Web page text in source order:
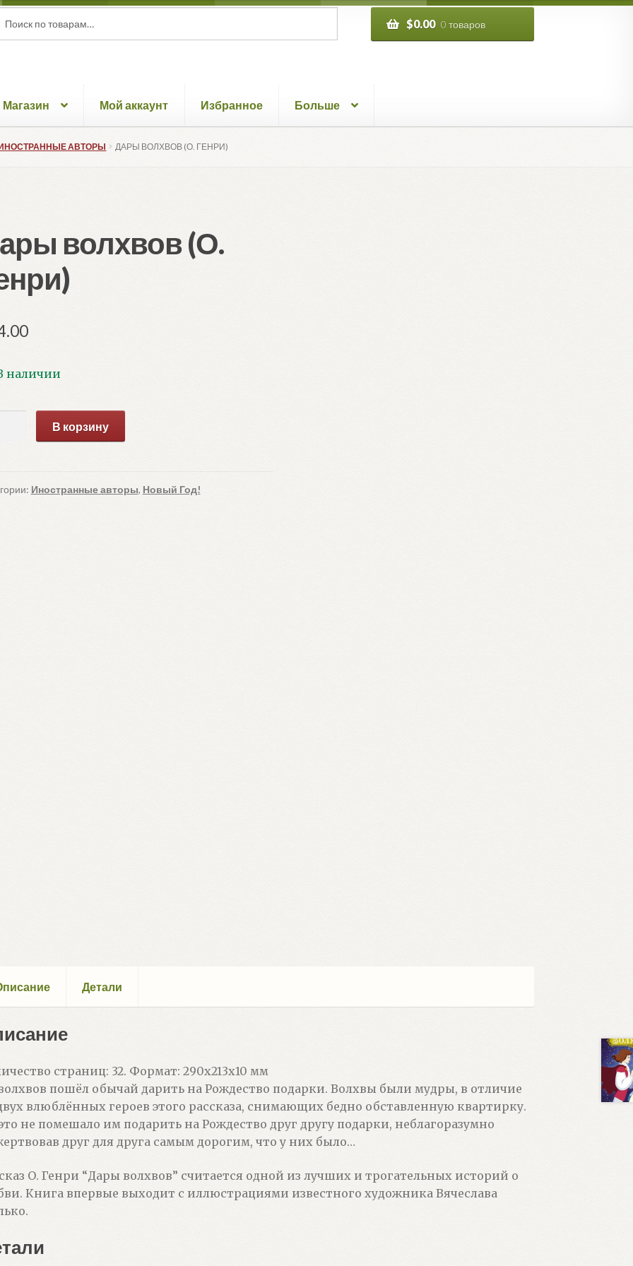
$0.00 0 товаров
Магазин Мой аккаунт Избранное Больше
АВТОРЫ ДАРЫ ВОЛХВОВ (О. ГЕНРИ)
волхвов (О.
наличии
В корзину
Иностранные авторы, Новый Год!
Детали
страниц: 32. Формат: 290x213x10 мм
пошёл обычай дарить на Рождество подарки. Волхвы были мудры, в отличие
влюблённых героев этого рассказа, снимающих бедно обставленную квартирку.
не помешало им подарить на Рождество друг другу подарки, неблагоразумно
друг для друга самым дорогим, что у них было…
О. Генри “Дары волхвов” считается одной из лучших и трогательных историй о
Книга впервые выходит с иллюстрациями известного художника Вячеслава